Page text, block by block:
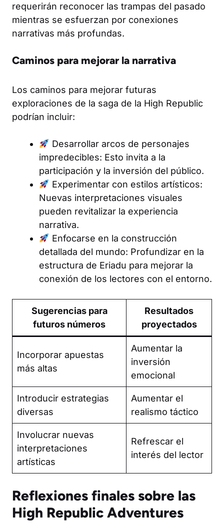
requerirán reconocer las trampas del pasado
mientras se esfuerzan por conexiones
narrativas más profundas.
Caminos para mejorar la narrativa
Los caminos para mejorar futuras
exploraciones de la saga de la High Republic
podrían incluir:
Desarrollar arcos de personajes
impredecibles: Esto invita a la
participación y la inversión del público.
Experimentar con estilos artísticos:
Nuevas interpretaciones visuales
pueden revitalizar la experiencia
narrativa.
Enfocarse en la construcción
detallada del mundo: Profundizar en la
estructura de Eriadu para mejorar la
conexión de los lectores con el entorno.
Sugerencias para
futuros números
Resultados
proyectados
Incorporar apuestas
más altas
Aumentar la
inversión
emocional
Introducir estrategias
diversas
Aumentar el
realismo táctico
Involucrar nuevas
interpretaciones
artísticas
Refrescar el
interés del lector
Reflexiones finales sobre las
High Republic Adventures